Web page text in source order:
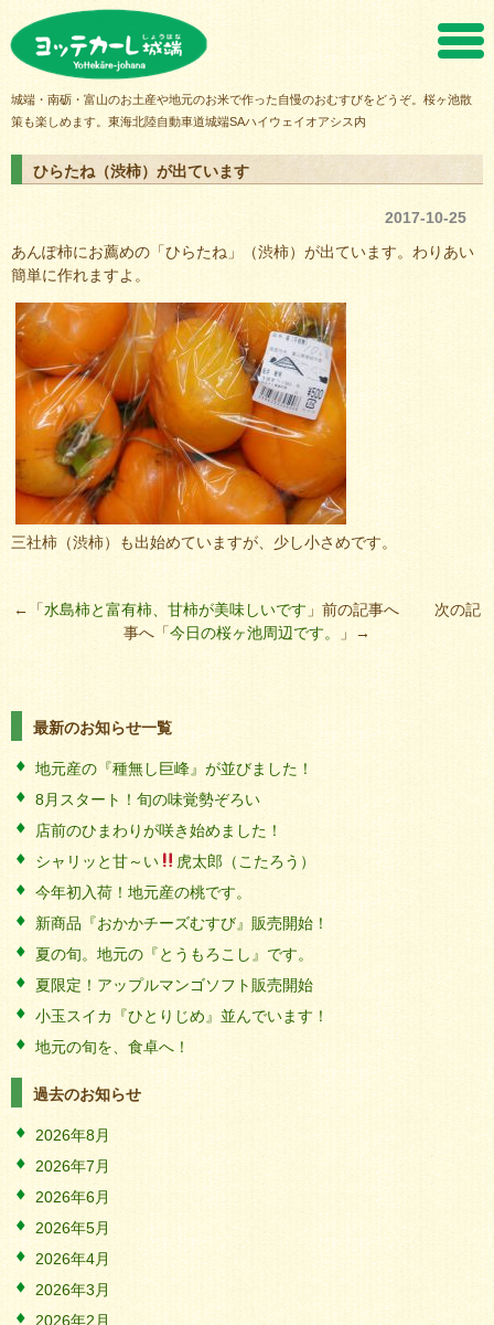
城端・南砺・富山のお土産や地元のお米で作った自慢のおむすびをどうぞ。桜ヶ池散
策も楽しめます。東海北陸自動車道城端SAハイウェイオアシス内
ひらたね（渋柿）が出ています
2017-10-25
あんぽ柿にお薦めの「ひらたね」（渋柿）が出ています。わりあい
簡単に作れますよ。
三社柿（渋柿）も出始めていますが、少し小さめです。
←「水島柿と富有柿、甘柿が美味しいです 」前の記事へ 次の記
事へ「今日の桜ヶ池周辺です。 」→
最新のお知らせ一覧
地元産の『種無し巨峰』が並びました！
8月スタート！旬の味覚勢ぞろい
店前のひまわりが咲き始めました！
シャリッと甘～い
虎太郎（こたろう）
今年初入荷！地元産の桃です。
新商品『おかかチーズむすび』販売開始！
夏の旬。地元の『とうもろこし』です。
夏限定！アップルマンゴソフト販売開始
小玉スイカ『ひとりじめ』並んでいます！
地元の旬を、食卓へ！
過去のお知らせ
2026年8月
2026年7月
2026年6月
2026年5月
2026年4月
2026年3月
2026年2月